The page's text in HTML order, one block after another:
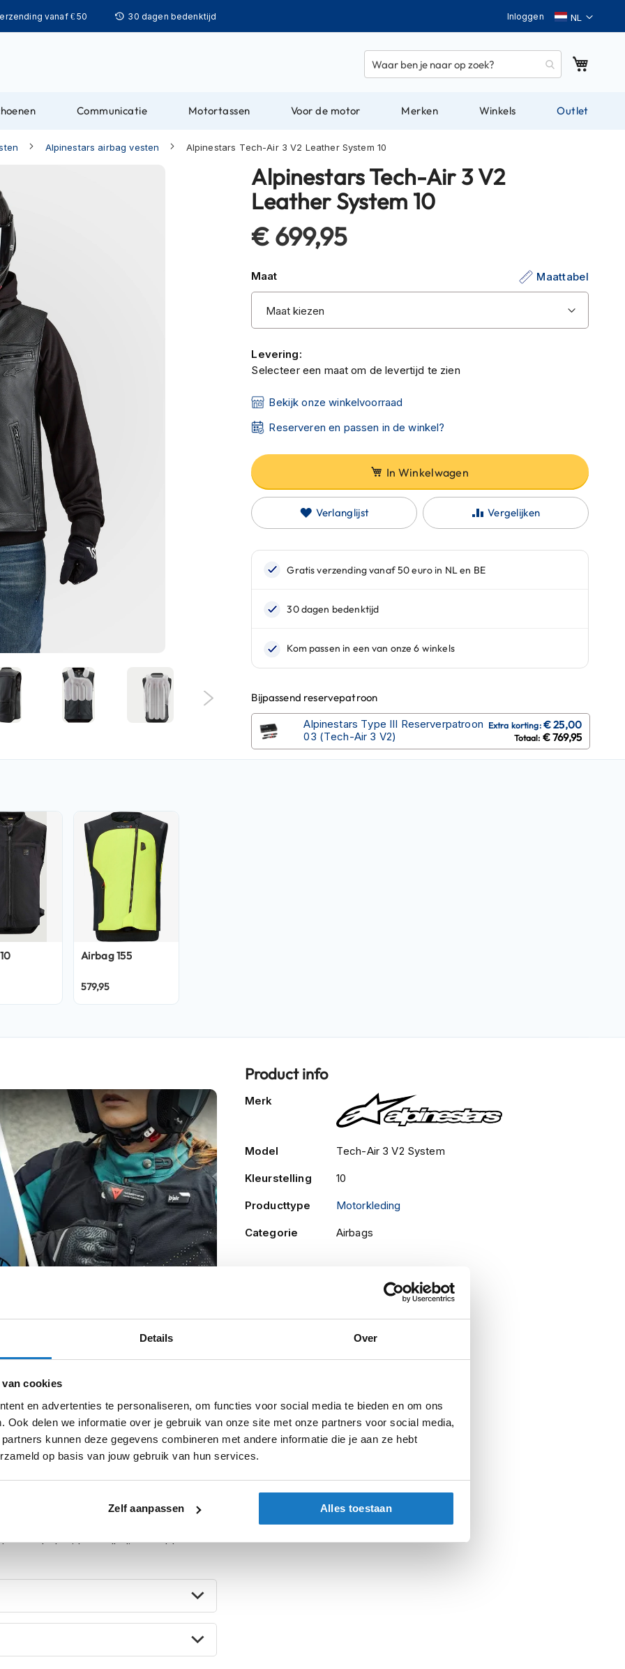
Details Over
cookies
en advertenties te personaliseren, om functies voor social media te bieden en om ons
Ook delen we informatie over je gebruik van onze site met onze partners voor social media,
kunnen deze gegevens combineren met andere informatie die je aan ze hebt
op basis van jouw gebruik van hun services.
Zelf aanpassen Alles toestaan
vanaf € 50 30 dagen bedenktijd Taal
Inloggen
Communicatie Motortassen Voor de motor Merken Winkels Outlet
Alpinestars airbag vesten Alpinestars Tech-Air 3 V2 Leather System 10
Alpinestars Tech-Air 3 V2
Leather System 10
€ 699,95
Maat Maattabel
Levering:
Selecteer een maat om de levertijd te zien
Bekijk onze winkelvoorraad
Reserveren en passen in de winkel?
In Winkelwagen
Verlanglijst Vergelijken
Bijpassend reservepatroon
Alpinestars Type III Reserverpatroon
03 (Tech-Air 3 V2)
€ 769,95
10 Airbag155
579,95
autonome airbagvest ooit ontworpen
op de weg, biedt dit vest ultieme
de Tech-Air 3 V2 past zich aan jouw
onder of over je motorjas,
bewegingen en activeert de airbag
wordt de airbag volledig opgeblazen –
rijdata, waardoor het systeem ook
bij snelheden tussen de 25 en 63 km/u
zorgt ervoor dat je zelfs tijdens
Product info
Meer
Merk
Model Tech-Air 3 V2 System
Kleurstelling 10
Producttype Motorkleding
Categorie Airbags